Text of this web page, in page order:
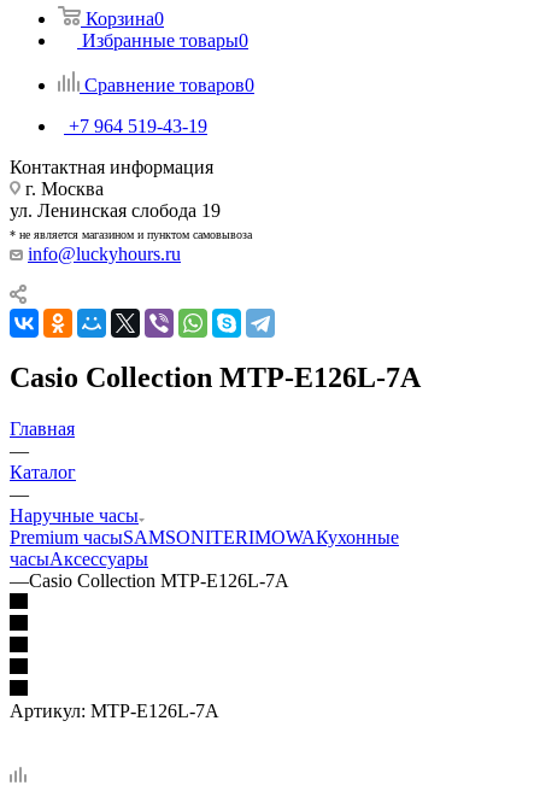
Корзина0
Избранные товары0
Сравнение товаров0
+7 964 519-43-19
Контактная информация
г. Москва
ул. Ленинская слобода 19
* не является магазином и пунктом самовывоза
info@luckyhours.ru
Casio Collection MTP-E126L-7A
Главная
—
Каталог
—
Наручные часы
Premium часыSAMSONITERIMOWAКухонные
часыАксессуары
—Casio Collection MTP-E126L-7A
Артикул: MTP-E126L-7A